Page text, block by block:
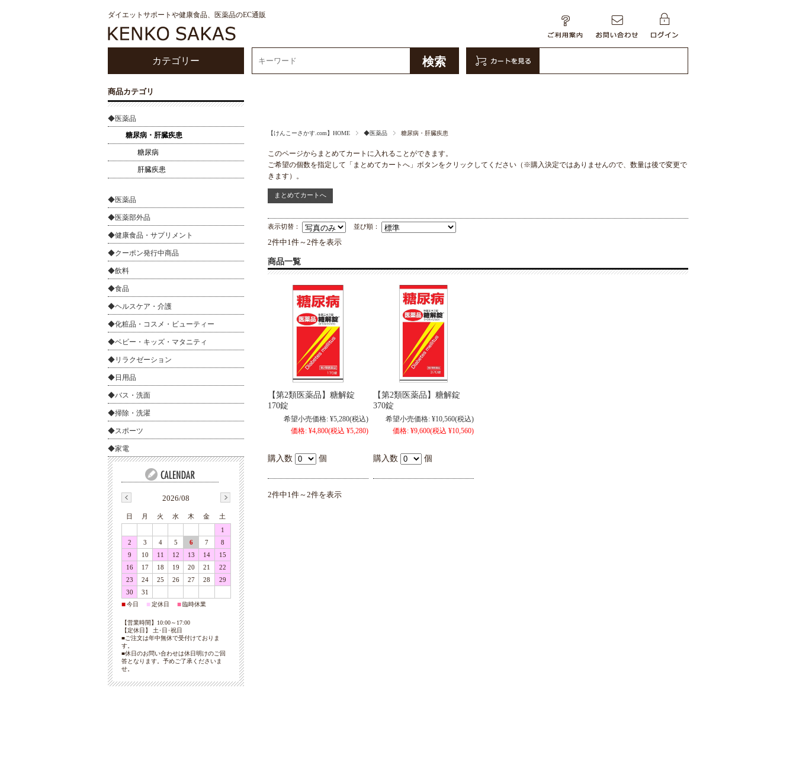
ダイエットサポートや健康食品、医薬品のEC通販
カテゴリー
【けんこーさかす.com】HOME ◆医薬品 糖尿病・肝臓疾患
このページからまとめてカートに入れることができます。
ご希望の個数を指定して「まとめてカートへ」ボタンをクリックしてください（※購入決定ではありませんので、数量は後で変更で
きます）。
表示切替： 並び順：
2件中1件～2件を表示
商品一覧
【第2類医薬品】糖解錠
170錠
希望小売価格: ¥5,280(税込)
価格: ¥4,800(税込 ¥5,280)
購入数 個
【第2類医薬品】糖解錠
370錠
希望小売価格: ¥10,560(税込)
価格: ¥9,600(税込 ¥10,560)
購入数 個
2件中1件～2件を表示
商品カテゴリ
◆医薬品
糖尿病・肝臓疾患
糖尿病
肝臓疾患
◆医薬品
◆医薬部外品
◆健康食品・サプリメント
◆クーポン発行中商品
◆飲料
◆食品
◆ヘルスケア・介護
◆化粧品・コスメ・ビューティー
◆ベビー・キッズ・マタニティ
◆リラクゼーション
◆日用品
◆バス・洗面
◆掃除・洗濯
◆スポーツ
◆家電
2026/08
日 月 火 水 木 金
土
1
2
3 4 5 6 7
8
9
10 11 12 13 14
15
16
17 18 19 20 21
22
23
24 25 26 27 28
29
30
31
■今日 ■定休日 ■臨時休業
【営業時間】10:00～17:00
【定休日】 土･日･祝日
■ご注文は年中無休で受付けておりま
す。
■休日のお問い合わせは休日明けのご回
答となります。予めご了承くださいま
せ。